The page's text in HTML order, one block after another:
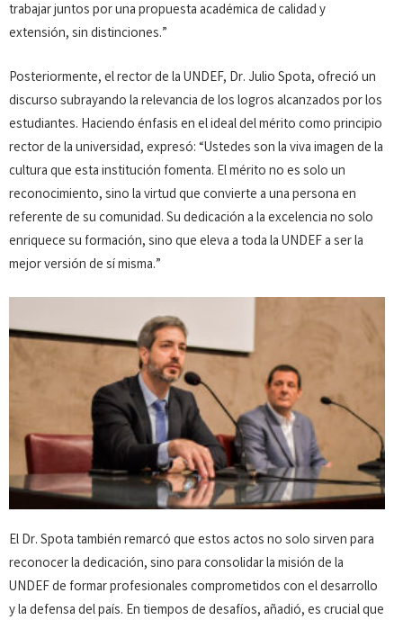
trabajar juntos por una propuesta académica de calidad y
extensión, sin distinciones.”
Posteriormente, el rector de la UNDEF, Dr. Julio Spota, ofreció un
discurso subrayando la relevancia de los logros alcanzados por los
estudiantes. Haciendo énfasis en el ideal del mérito como principio
rector de la universidad, expresó: “Ustedes son la viva imagen de la
cultura que esta institución fomenta. El mérito no es solo un
reconocimiento, sino la virtud que convierte a una persona en
referente de su comunidad. Su dedicación a la excelencia no solo
enriquece su formación, sino que eleva a toda la UNDEF a ser la
mejor versión de sí misma.”
El Dr. Spota también remarcó que estos actos no solo sirven para
reconocer la dedicación, sino para consolidar la misión de la
UNDEF de formar profesionales comprometidos con el desarrollo
y la defensa del país. En tiempos de desafíos, añadió, es crucial que